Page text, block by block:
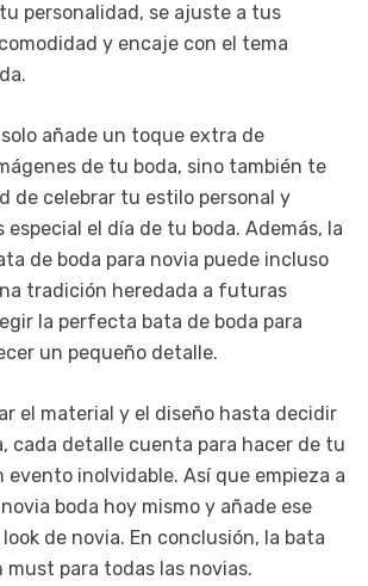
personalidad, se ajuste a tus
y encaje con el tema
añade un toque extra de
de tu boda, sino también te
de celebrar tu estilo personal y
el día de tu boda. Además, la
de boda para novia puede incluso
tradición heredada a futuras
la perfecta bata de boda para
un pequeño detalle.
el material y el diseño hasta decidir
cada detalle cuenta para hacer de tu
evento inolvidable. Así que empieza a
boda hoy mismo y añade ese
de novia. En conclusión, la bata
must para todas las novias.